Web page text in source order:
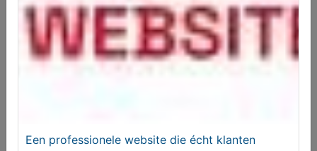
Een professionele website die écht klanten